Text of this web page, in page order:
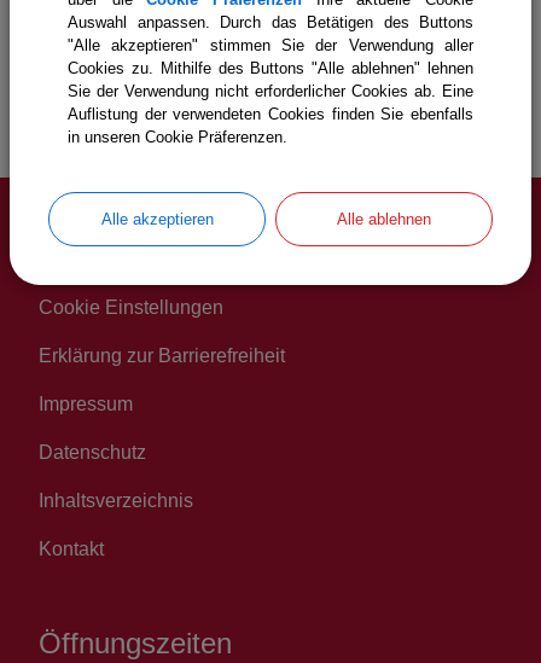
Gemeinde Icking Leben in Icking
Senioren
Senioreninfo des Landkreises
Service
Cookie Einstellungen
Erklärung zur Barrierefreiheit
Impressum
Datenschutz
Inhaltsverzeichnis
Kontakt
Öffnungszeiten
Auswahl anpassen. Durch das Betätigen des Buttons
"Alle akzeptieren" stimmen Sie der Verwendung aller
Cookies zu. Mithilfe des Buttons "Alle ablehnen" lehnen
Sie der Verwendung nicht erforderlicher Cookies ab. Eine
Auflistung der verwendeten Cookies finden Sie ebenfalls
in unseren Cookie Präferenzen.
Alle akzeptieren Alle ablehnen